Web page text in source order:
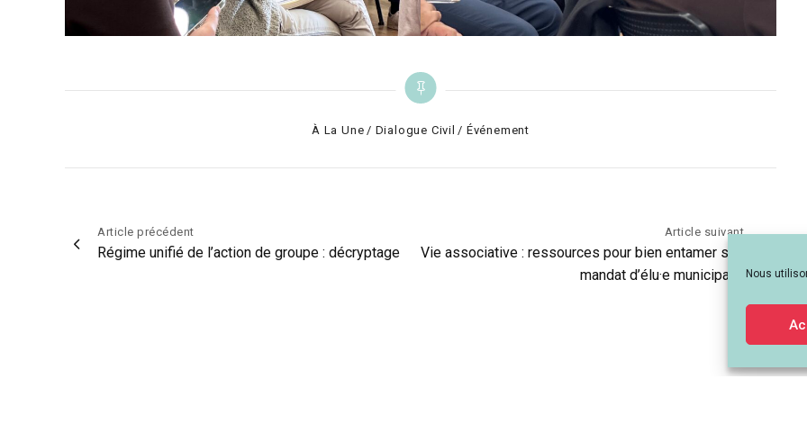
Nous
Categories
À La Une Dialogue Civil Événement
Navigation
Article précédent
Régime unifié de l’action de groupe : décryptage
Article suivant
Vie associative : ressources pour bien entamer son
mandat d’élu·e municipal·e